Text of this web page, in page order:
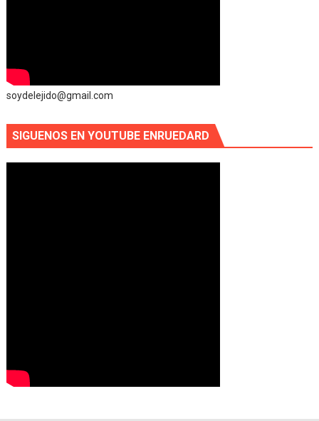
soydelejido@gmail.com
SIGUENOS EN YOUTUBE ENRUEDARD